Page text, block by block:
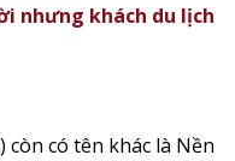
nhưng khách du lịch
còn có tên khác là Nền